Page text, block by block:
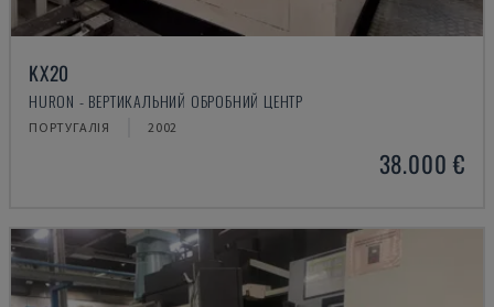
KX20
HURON - ВЕРТИКАЛЬНИЙ ОБРОБНИЙ ЦЕНТР
ПОРТУГАЛІЯ 2002
38.000 €